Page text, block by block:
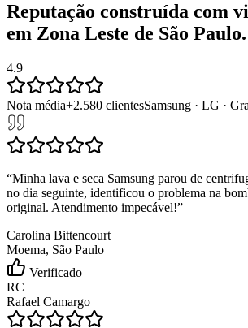
Reputação construída com
em Zona Leste de São Paulo.
4.9
Nota média+2.580 clientesSamsung · LG ·
“Minha lava e seca Samsung parou de
no dia seguinte, identificou o problema na
original. Atendimento impecável!”
Carolina Bittencourt
Moema, São Paulo
Verificado
RC
Rafael Camargo